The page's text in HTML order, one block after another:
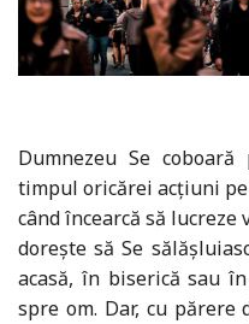
Dumnezeu Se
timpul oricărei acțiuni pe
când încearcă să
dorește să Se
acasă, în biserică sau
spre om. Dar, cu părere